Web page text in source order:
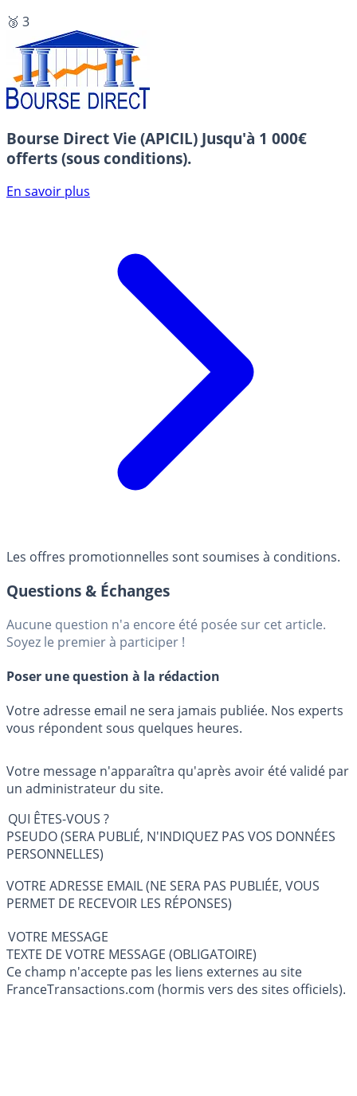
🥉 3
Bourse Direct Vie (APICIL) Jusqu'à 1 000€
offerts (sous conditions).
En savoir plus
Les offres promotionnelles sont soumises à conditions.
Questions & Échanges
Aucune question n'a encore été posée sur cet article.
Soyez le premier à participer !
Poser une question à la rédaction
Votre adresse email ne sera jamais publiée. Nos experts
vous répondent sous quelques heures.
Votre message n'apparaîtra qu'après avoir été validé par
un administrateur du site.
QUI ÊTES-VOUS ?
PSEUDO (SERA PUBLIÉ, N'INDIQUEZ PAS VOS DONNÉES
PERSONNELLES)
VOTRE ADRESSE EMAIL (NE SERA PAS PUBLIÉE, VOUS
PERMET DE RECEVOIR LES RÉPONSES)
VOTRE MESSAGE
TEXTE DE VOTRE MESSAGE (OBLIGATOIRE)
Ce champ n'accepte pas les liens externes au site
FranceTransactions.com (hormis vers des sites officiels).